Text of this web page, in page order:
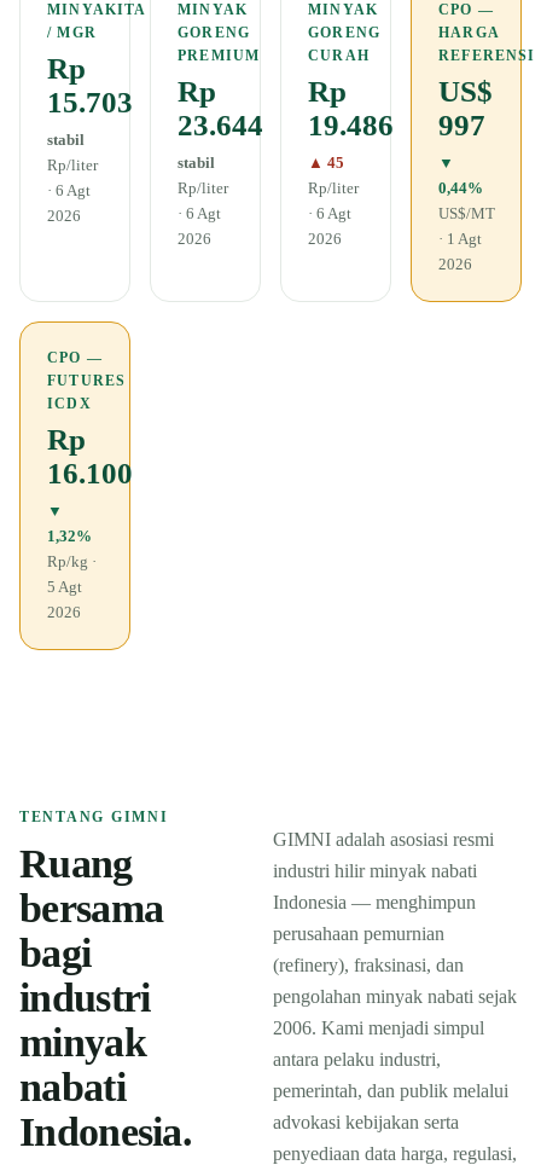
MINYAKITA
/ MGR
Rp
15.703
stabil
Rp/liter
· 6 Agt
2026
MINYAK
GORENG
PREMIUM
Rp
23.644
stabil
Rp/liter
· 6 Agt
2026
MINYAK
GORENG
CURAH
Rp
19.486
▲ 45
Rp/liter
· 6 Agt
2026
CPO —
HARGA
REFERENSI
US$
997
▼
0,44%
US$/MT
· 1 Agt
2026
CPO —
FUTURES
ICDX
Rp
16.100
▼
1,32%
Rp/kg ·
5 Agt
2026
TENTANG GIMNI
Ruang
bersama
bagi
industri
minyak
nabati
Indonesia.
GIMNI adalah asosiasi resmi
industri hilir minyak nabati
Indonesia — menghimpun
perusahaan pemurnian
(refinery), fraksinasi, dan
pengolahan minyak nabati sejak
2006. Kami menjadi simpul
antara pelaku industri,
pemerintah, dan publik melalui
advokasi kebijakan serta
penyediaan data harga, regulasi,